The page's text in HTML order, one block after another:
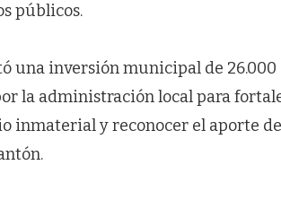
públicos.
una inversión municipal de
la administración local para
inmaterial y reconocer el aporte